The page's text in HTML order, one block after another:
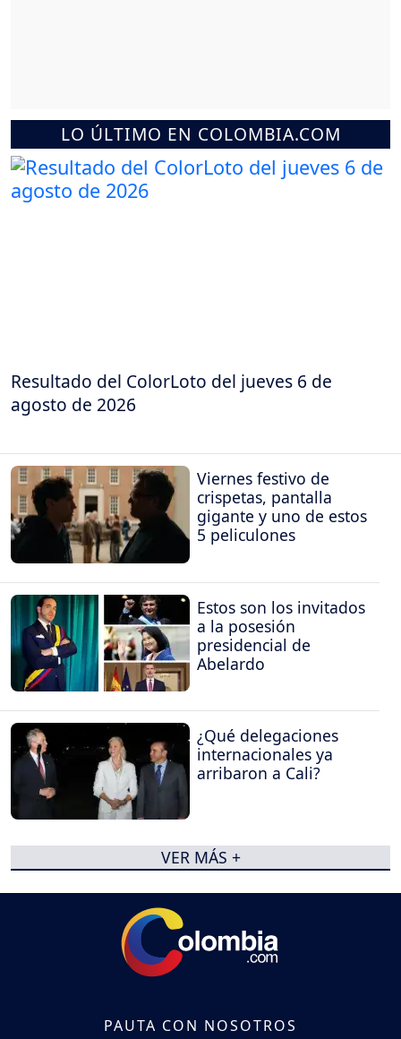
LO ÚLTIMO EN COLOMBIA.COM
Resultado del ColorLoto del jueves 6 de
agosto de 2026
Viernes festivo de
crispetas, pantalla
gigante y uno de estos
5 peliculones
Estos son los invitados
a la posesión
presidencial de
Abelardo
¿Qué delegaciones
internacionales ya
arribaron a Cali?
VER MÁS +
PAUTA CON NOSOTROS